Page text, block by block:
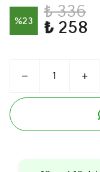
%23 ₺ 336
₺ 258